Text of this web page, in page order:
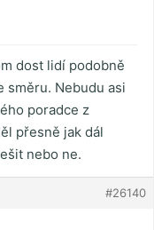
dost lidí podobně
směru. Nebudu asi
poradce z
přesně jak dál
nebo ne.
#26140